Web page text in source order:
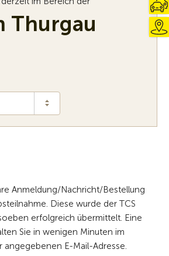
Thurgau
Anmeldung/Nachricht/Bestellung
Diese wurde der TCS
erfolgreich übermittelt. Eine
Sie in wenigen Minuten im
angegebenen E-Mail-Adresse.